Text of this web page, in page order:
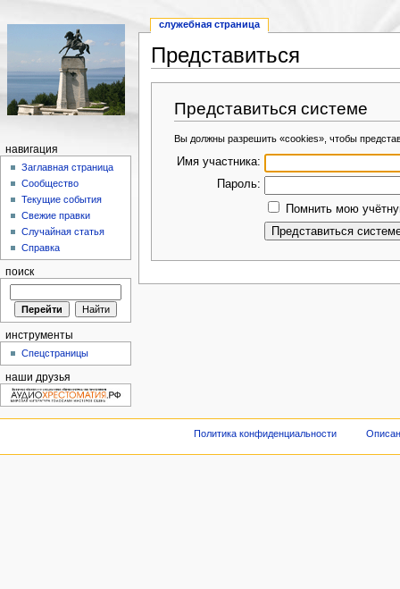
Представиться
Представиться системе
Вы должны разрешить «cookies», чтобы
Имя участника:
Пароль:
Помнить мою
служебная страница
навигация
Заглавная страница
Сообщество
Текущие события
Свежие правки
Случайная статья
Справка
поиск
инструменты
Спецстраницы
наши друзья
Политика конфиденциальности